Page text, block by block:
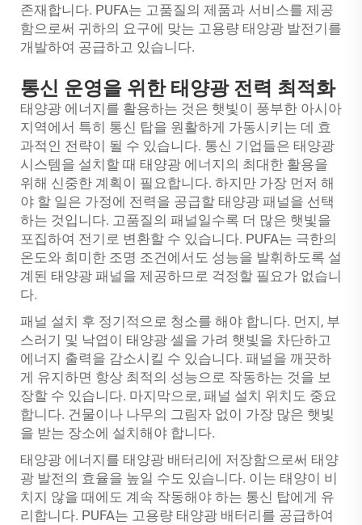
존재합니다. PUFA는 고품질의 제품과 서비스를 제공
함으로써 귀하의 요구에 맞는 고용량 태양광 발전기를
개발하여 공급하고 있습니다.
통신 운영을 위한 태양광 전력 최적화
태양광 에너지를 활용하는 것은 햇빛이 풍부한 아시아
지역에서 특히 통신 탑을 원활하게 가동시키는 데 효
과적인 전략이 될 수 있습니다. 통신 기업들은 태양광
시스템을 설치할 때 태양광 에너지의 최대한 활용을
위해 신중한 계획이 필요합니다. 하지만 가장 먼저 해
야 할 일은 가정에 전력을 공급할 태양광 패널을 선택
하는 것입니다. 고품질의 패널일수록 더 많은 햇빛을
포집하여 전기로 변환할 수 있습니다. PUFA는 극한의
온도와 희미한 조명 조건에서도 성능을 발휘하도록 설
계된 태양광 패널을 제공하므로 걱정할 필요가 없습니
다.
패널 설치 후 정기적으로 청소를 해야 합니다. 먼지, 부
스러기 및 낙엽이 태양광 셀을 가려 햇빛을 차단하고
에너지 출력을 감소시킬 수 있습니다. 패널을 깨끗하
게 유지하면 항상 최적의 성능으로 작동하는 것을 보
장할 수 있습니다. 마지막으로, 패널 설치 위치도 중요
합니다. 건물이나 나무의 그림자 없이 가장 많은 햇빛
을 받는 장소에 설치해야 합니다.
태양광 에너지를 태양광 배터리에 저장함으로써 태양
광 발전의 효율을 높일 수도 있습니다. 이는 태양이 비
치지 않을 때에도 계속 작동해야 하는 통신 탑에게 유
리합니다. PUFA는 고용량 태양광 배터리를 공급하여